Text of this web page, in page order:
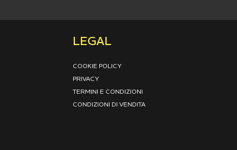
LEGAL
COOKIE POLICY
PRIVACY
TERMINI E CONDIZIONI
CONDIZIONI DI VENDITA